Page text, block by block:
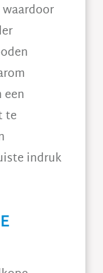
te
indruk